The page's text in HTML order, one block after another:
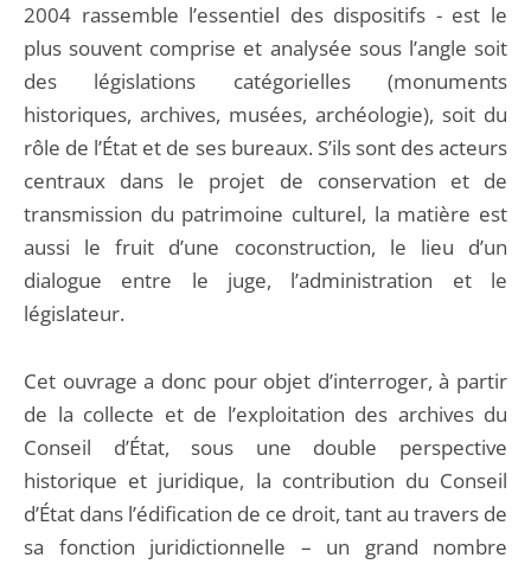
2004 rassemble l’essentiel des dispositifs - est le
plus souvent comprise et analysée sous l’angle soit
des législations catégorielles (monuments
historiques, archives, musées, archéologie), soit du
rôle de l’État et de ses bureaux. S’ils sont des acteurs
centraux dans le projet de conservation et de
transmission du patrimoine culturel, la matière est
aussi le fruit d’une coconstruction, le lieu d’un
dialogue entre le juge, l’administration et le
législateur.
Cet ouvrage a donc pour objet d’interroger, à partir
de la collecte et de l’exploitation des archives du
Conseil d’État, sous une double perspective
historique et juridique, la contribution du Conseil
d’État dans l’édification de ce droit, tant au travers de
sa fonction juridictionnelle – un grand nombre